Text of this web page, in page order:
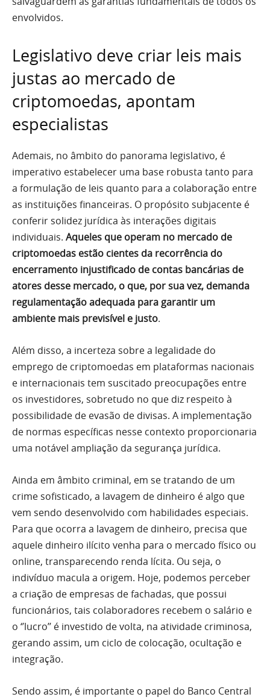
envolvidos.
Legislativo deve criar leis mais
justas ao mercado de
criptomoedas, apontam
especialistas
Ademais, no âmbito do panorama legislativo, é
imperativo estabelecer uma base robusta tanto para
a formulação de leis quanto para a colaboração entre
as instituições financeiras. O propósito subjacente é
conferir solidez jurídica às interações digitais
individuais. Aqueles que operam no mercado de
criptomoedas estão cientes da recorrência do
encerramento injustificado de contas bancárias de
atores desse mercado, o que, por sua vez, demanda
regulamentação adequada para garantir um
ambiente mais previsível e justo.
Além disso, a incerteza sobre a legalidade do
emprego de criptomoedas em plataformas nacionais
e internacionais tem suscitado preocupações entre
os investidores, sobretudo no que diz respeito à
possibilidade de evasão de divisas. A implementação
de normas específicas nesse contexto proporcionaria
uma notável ampliação da segurança jurídica.
Ainda em âmbito criminal, em se tratando de um
crime sofisticado, a lavagem de dinheiro é algo que
vem sendo desenvolvido com habilidades especiais.
Para que ocorra a lavagem de dinheiro, precisa que
aquele dinheiro ilícito venha para o mercado físico ou
online, transparecendo renda lícita. Ou seja, o
indivíduo macula a origem. Hoje, podemos perceber
a criação de empresas de fachadas, que possui
funcionários, tais colaboradores recebem o salário e
o ‘’lucro’’ é investido de volta, na atividade criminosa,
gerando assim, um ciclo de colocação, ocultação e
integração.
Sendo assim, é importante o papel do Banco Central